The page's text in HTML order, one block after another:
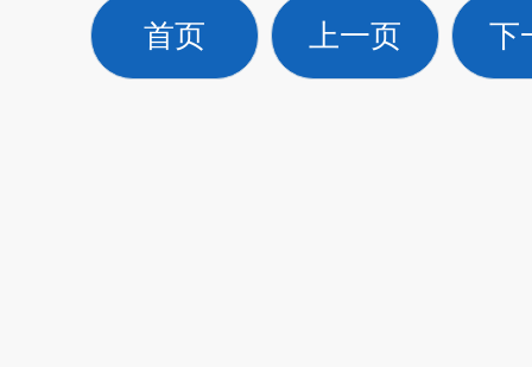
首页 上一页 下